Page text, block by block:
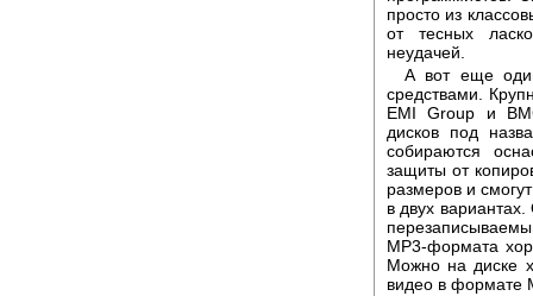
просто из
от тесных
неудачей.
А вот еще
средствами.
EMI Group и
дисков под
собираются
защиты от
размеров и
в двух
MP3-формата
Можно на диске
видео в формате